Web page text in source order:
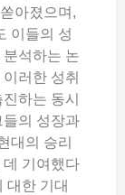
아졌으며,
이들의 성
석하는 논
러한 성취
하는 동시
들의 성장과
대의 승리
데 기여했다
대한 기대